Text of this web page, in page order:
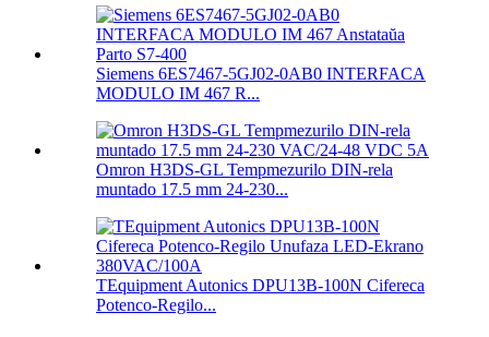
Siemens 6ES7467-5GJ02-0AB0 INTERFACA
MODULO IM 467 R...
Omron H3DS-GL Tempmezurilo DIN-rela
muntado 17.5 mm 24-230...
TEquipment Autonics DPU13B-100N Cifereca
Potenco-Regilo...